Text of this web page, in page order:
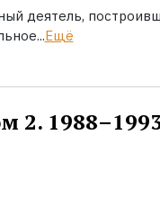
деятель,
Ещё
2.